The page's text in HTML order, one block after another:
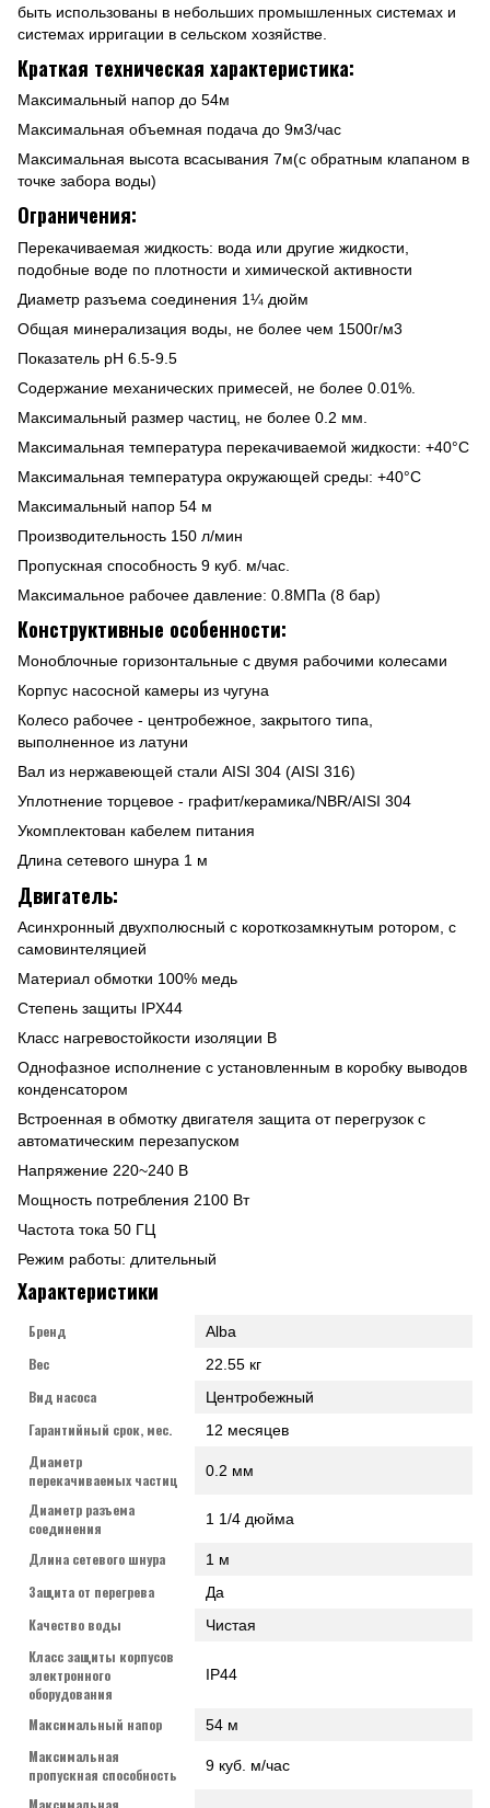
быть использованы в небольших промышленных системах и
системах ирригации в сельском хозяйстве.
Краткая техническая характеристика:
Максимальный напор до 54м
Максимальная объемная подача до 9м3/час
Максимальная высота всасывания 7м(с обратным клапаном в
точке забора воды)
Ограничения:
Перекачиваемая жидкость: вода или другие жидкости,
подобные воде по плотности и химической активности
Диаметр разъема соединения 1¼ дюйм
Общая минерализация воды, не более чем 1500г/м3
Показатель рН 6.5-9.5
Содержание механических примесей, не более 0.01%.
Максимальный размер частиц, не более 0.2 мм.
Максимальная температура перекачиваемой жидкости: +40°C
Максимальная температура окружающей среды: +40°C
Максимальный напор 54 м
Производительность 150 л/мин
Пропускная способность 9 куб. м/час.
Максимальное рабочее давление: 0.8МПа (8 бар)
Конструктивные особенности:
Моноблочные горизонтальные с двумя рабочими колесами
Корпус насосной камеры из чугуна
Колесо рабочее - центробежное, закрытого типа,
выполненное из латуни
Вал из нержавеющей стали AISI 304 (AISI 316)
Уплотнение торцевое - графит/керамика/NBR/AISI 304
Укомплектован кабелем питания
Длина сетевого шнура 1 м
Двигатель:
Асинхронный двухполюсный с короткозамкнутым ротором, с
самовинтеляцией
Материал обмотки 100% медь
Степень защиты IPX44
Класс нагревостойкости изоляции В
Однофазное исполнение с установленным в коробку выводов
конденсатором
Встроенная в обмотку двигателя защита от перегрузок с
автоматическим перезапуском
Напряжение 220~240 В
Мощность потребления 2100 Вт
Частота тока 50 ГЦ
Режим работы: длительный
Характеристики
Бренд Alba
Вес 22.55 кг
Вид насоса Центробежный
Гарантийный срок, мес. 12 месяцев
Диаметр
перекачиваемых частиц
0.2 мм
Диаметр разъема
соединения
1 1/4 дюйма
Длина сетевого шнура 1 м
Защита от перегрева Да
Качество воды Чистая
Класс защиты корпусов
электронного
оборудования
IP44
Максимальный напор 54 м
Максимальная
пропускная способность
9 куб. м/час
Максимальная